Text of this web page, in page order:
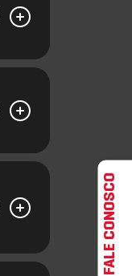
FALE CONOSCO